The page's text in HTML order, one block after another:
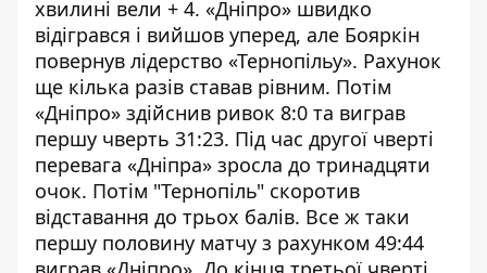
хвилині вели + 4. «Дніпро» швидко
відігрався і вийшов уперед, але Бояркін
повернув лідерство «Тернопільу». Рахунок
ще кілька разів ставав рівним. Потім
«Дніпро» здійснив ривок 8:0 та виграв
першу чверть 31:23. Під час другої чверті
перевага «Дніпра» зросла до тринадцяти
очок. Потім "Тернопіль" скоротив
відставання до трьох балів. Все ж таки
першу половину матчу з рахунком 49:44